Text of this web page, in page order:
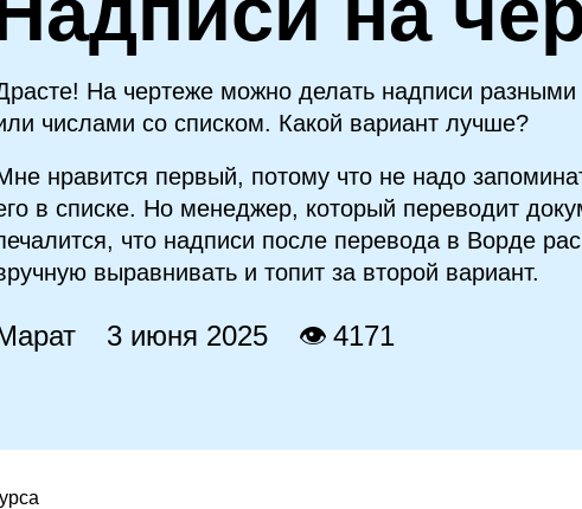
На чертеже можно делать надписи
числами со списком. Какой вариант лучше?
нравится первый, потому что не надо
в списке. Но менеджер, который переводит
что надписи после перевода в Ворде
выравнивать и топит за второй вариант.
3 июня 2025 👁 4171